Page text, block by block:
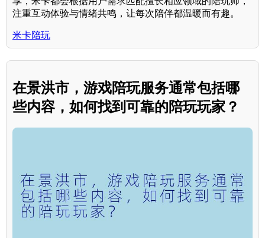
注重互动体验与情绪共鸣，让每次陪伴都温暖而有趣。
米卡陪玩
在景洪市，游戏陪玩服务通常包括哪
些内容，如何找到可靠的陪玩玩家？